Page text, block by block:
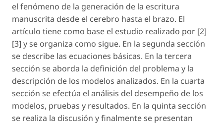
el fenómeno de la generación de la escritura
manuscrita desde el cerebro hasta el brazo. El
artículo tiene como base el estudio realizado por [2]
[3] y se organiza como sigue. En la segunda sección
se describe las ecuaciones básicas. En la tercera
sección se aborda la definición del problema y la
descripción de los modelos analizados. En la cuarta
sección se efectúa el análisis del desempeño de los
modelos, pruebas y resultados. En la quinta sección
se realiza la discusión y finalmente se presentan